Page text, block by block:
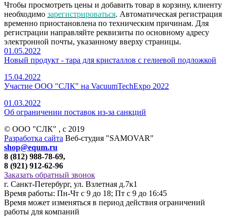
Чтобы просмотреть цены и добавить товар в корзину, клиенту
необходимо зарегистрироваться. Автоматическая регистрация
временно приостановлена по техническим причинам. Для
регистрации направляйте реквизиты по основному адресу
электронной почты, указанному вверху страницы.
01.05.2022
Новый продукт - тара для кристаллов с гелиевой подложкой
15.04.2022
Участие ООО "СЛК" на VacuumTechExpo 2022
01.03.2022
Об ограничении поставок из-за санкций
© ООО "СЛК" , c 2019
Разработка сайта Веб-студия "SAMOVAR"
shop@equm.ru
8 (812) 988-78-69,
8 (921) 912-62-96
Заказать обратный звонок
г. Санкт-Петербург, ул. Взлетная д.7к1
Время работы: Пн-Чт с 9 до 18; Пт с 9 до 16:45
Время может изменяться в период действия ограничений
работы для компаний